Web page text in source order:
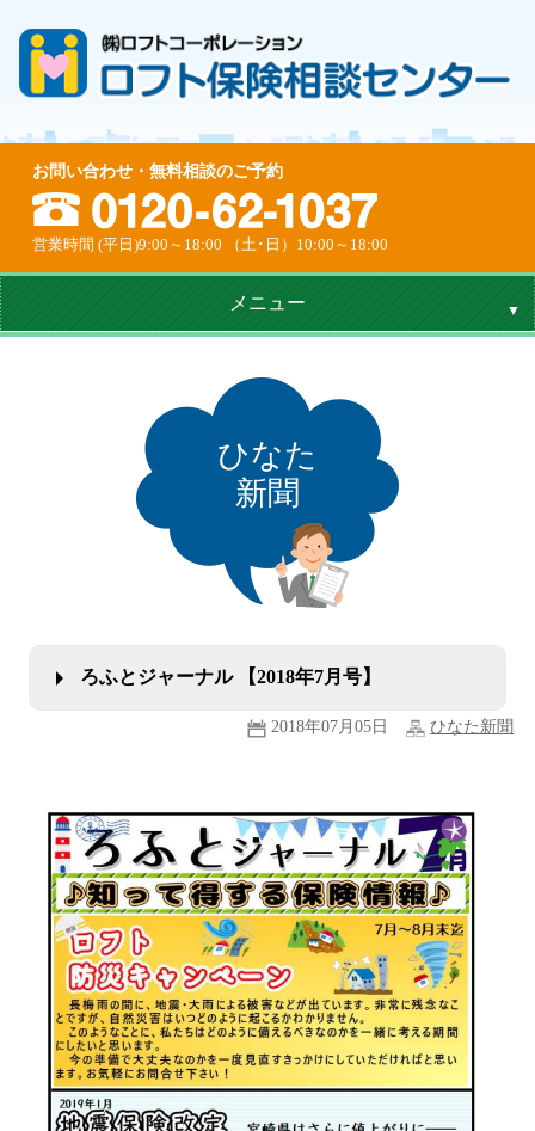
お問い合わせ・無料相談のご予約
営業時間 (平日)9:00～18:00 （土･日）10:00～18:00
メニュー
ひなた
新聞
ろふとジャーナル 【2018年7月号】
2018年07月05日 ひなた新聞